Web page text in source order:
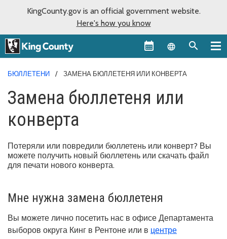
KingCounty.gov is an official government website.
Here's how you know
Language
БЮЛЛЕТЕНИ ЗАМЕНА БЮЛЛЕТЕНЯ ИЛИ КОНВЕРТА
Замена бюллетеня или
конверта
Потеряли или повредили бюллетень или конверт? Вы
можете получить новый бюллетень или скачать файл
для печати нового конверта.
Мне нужна замена бюллетеня
Вы можете лично посетить нас в офисе Департамента
выборов округа Кинг в Рентоне или в центре